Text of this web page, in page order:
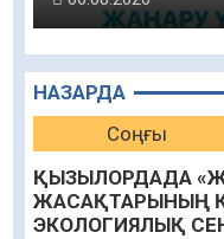
НАЗАРДА
Соңғы
ҚЫЗЫЛОРДАДА
ЖАСАҚТАРЫНЫҢ
ЭКОЛОГИЯЛЫҚ